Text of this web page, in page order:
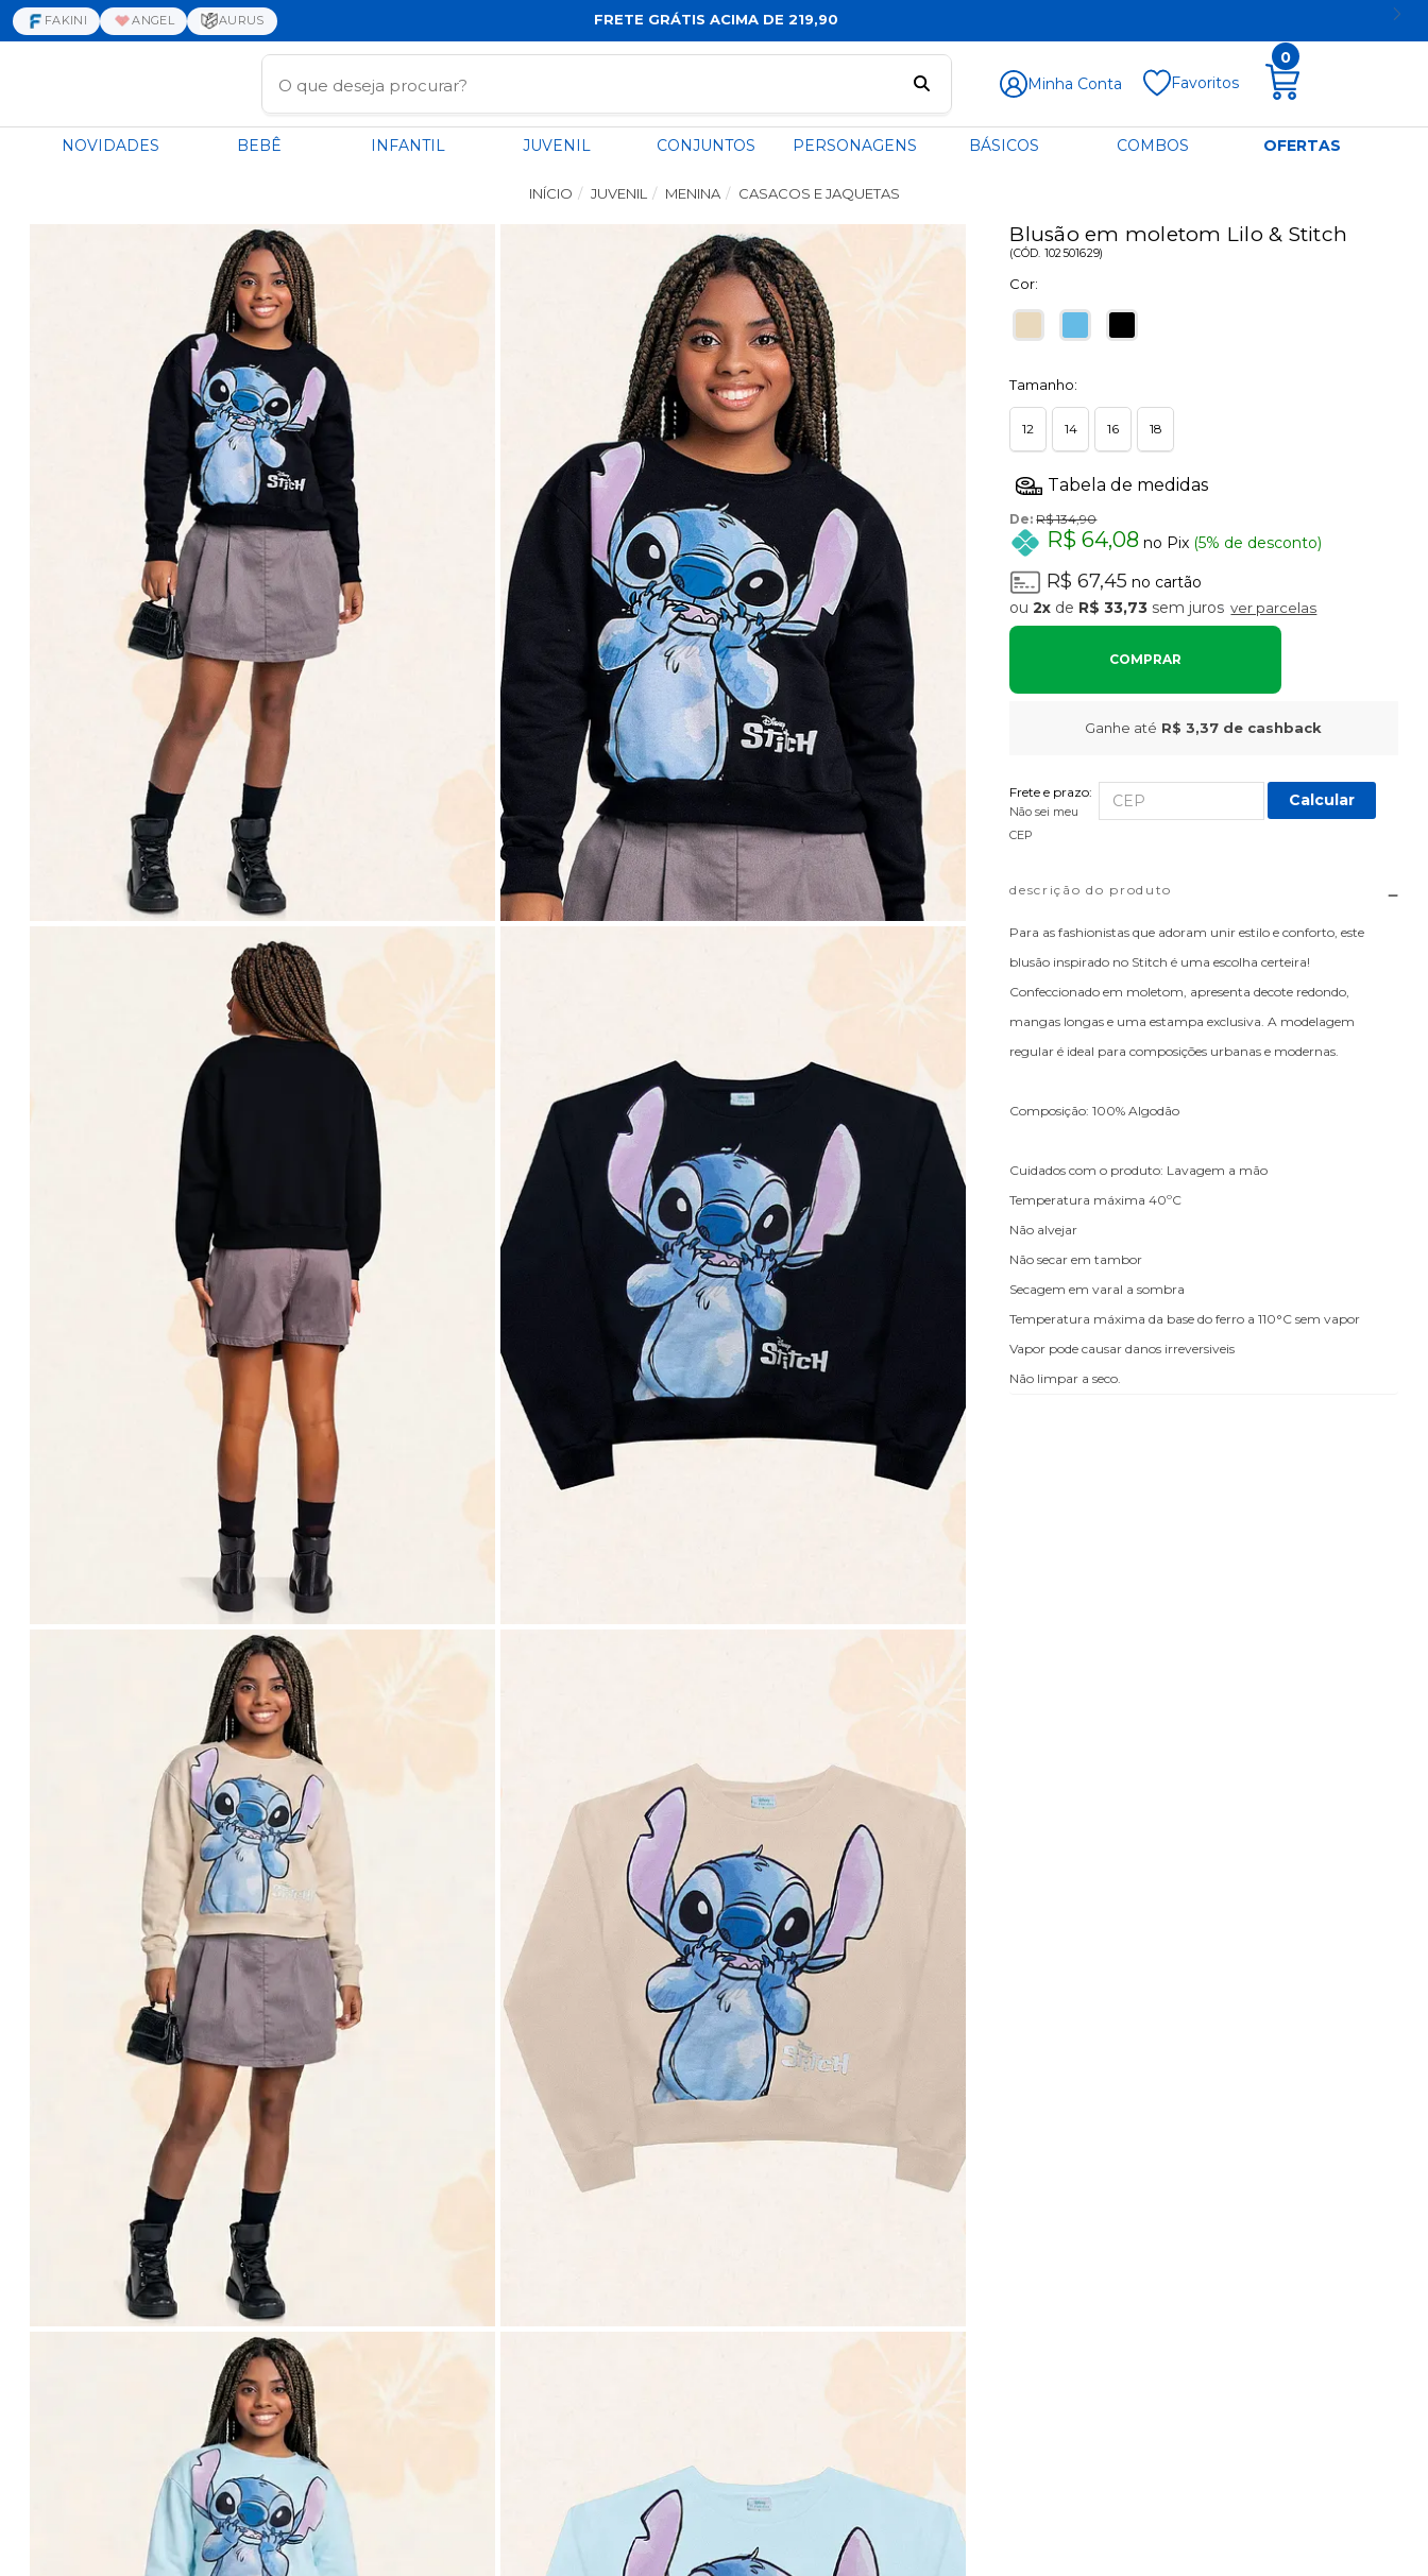
FAKINI ANGEL AURUS FRETE GRÁTIS ACIMA DE 219,90
Minha Conta Favoritos
0
NOVIDADES BEBÊ INFANTIL JUVENIL CONJUNTOS PERSONAGENS BÁSICOS COMBOS OFERTAS
INÍCIO JUVENIL MENINA CASACOS E JAQUETAS
Blusão em moletom Lilo & Stitch
(CÓD. 102501629)
Cor:
Tamanho:
12 14 16 18
De:R$ 134,90
R$ 64,08 no Pix (5% de desconto)
R$ 67,45 no cartão
2x de R$ 33,73 sem juros ver parcelas
COMPRAR
Ganhe até R$ 3,37 de cashback
Frete e prazo:
Não sei meu
CEP
Calcular
descrição do produto
Para as fashionistas que adoram unir estilo e conforto, este
blusão inspirado no Stitch é uma escolha certeira!
Confeccionado em moletom, apresenta decote redondo,
mangas longas e uma estampa exclusiva. A modelagem
regular é ideal para composições urbanas e modernas.
Composição: 100% Algodão
Cuidados com o produto: Lavagem a mão
Temperatura máxima 40ºC
Não alvejar
Não secar em tambor
Secagem em varal a sombra
Temperatura máxima da base do ferro a 110°C sem vapor
Vapor pode causar danos irreversiveis
Não limpar a seco.